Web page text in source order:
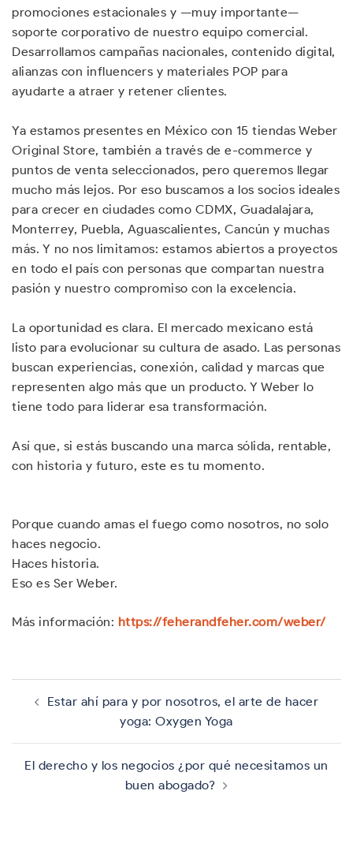
promociones estacionales y —muy importante—
soporte corporativo de nuestro equipo comercial.
Desarrollamos campañas nacionales, contenido digital,
alianzas con influencers y materiales POP para
ayudarte a atraer y retener clientes.
Ya estamos presentes en México con 15 tiendas Weber
Original Store, también a través de e-commerce y
puntos de venta seleccionados, pero queremos llegar
mucho más lejos. Por eso buscamos a los socios ideales
para crecer en ciudades como CDMX, Guadalajara,
Monterrey, Puebla, Aguascalientes, Cancún y muchas
más. Y no nos limitamos: estamos abiertos a proyectos
en todo el país con personas que compartan nuestra
pasión y nuestro compromiso con la excelencia.
La oportunidad es clara. El mercado mexicano está
listo para evolucionar su cultura de asado. Las personas
buscan experiencias, conexión, calidad y marcas que
representen algo más que un producto. Y Weber lo
tiene todo para liderar esa transformación.
Así que, si estás buscando una marca sólida, rentable,
con historia y futuro, este es tu momento.
Porque cuando amas el fuego como nosotros, no solo
haces negocio.
Haces historia.
Eso es Ser Weber.
Más información: https://feherandfeher.com/weber/
Navegación
Estar ahí para y por nosotros, el arte de hacer
yoga: Oxygen Yoga
El derecho y los negocios ¿por qué necesitamos un
buen abogado?